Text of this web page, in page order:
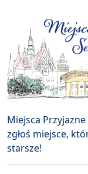
Miejsca
zgłoś miejsce,
starsze!